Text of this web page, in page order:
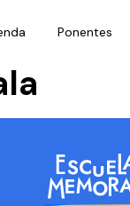
Ponentes